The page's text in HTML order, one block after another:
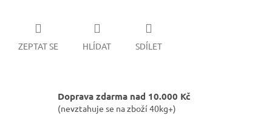
ZEPTAT SE HLÍDAT SDÍLET
Doprava zdarma nad 10.000 Kč
(nevztahuje se na zboží 40kg+)